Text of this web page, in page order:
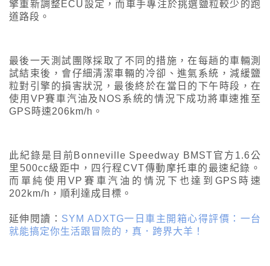
擎重新調整ECU設定，而車手專注於挑選鹽粒較少的跑
道路段。
最後一天測試團隊採取了不同的措施，在每趟的車輛測
試結束後，會仔細清潔車輛的冷卻、進氣系統，減緩鹽
粒對引擎的損害狀況，最後終於在當日的下午時段，在
使用VP賽車汽油及NOS系統的情況下成功將車速推至
GPS時速206km/h。
此紀錄是目前Bonneville Speedway BMST官方1.6公
里500cc級距中，四行程CVT傳動摩托車的最速紀錄。
而單純使用VP賽車汽油的情況下也達到GPS時速
202km/h，順利達成目標。
延伸閱讀： SYM ADXTG一日車主開箱心得評價：一台
就能搞定你生活跟冒險的，真．跨界大羊！